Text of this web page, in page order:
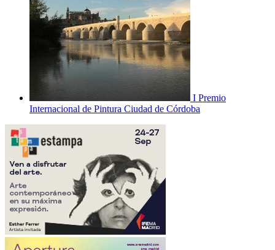
I Premio
Internacional de Pintura Ciudad de Córdoba